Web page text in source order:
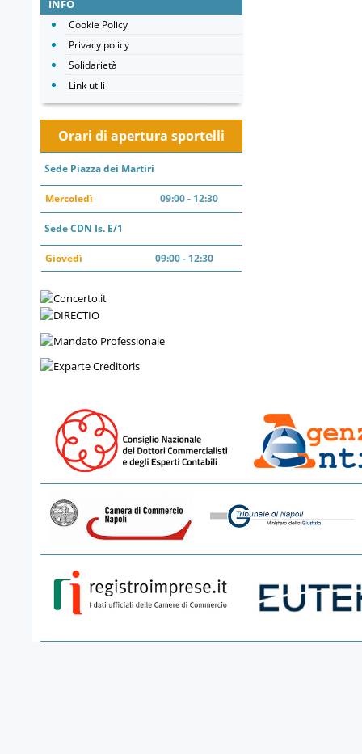
INFO
Cookie Policy
Privacy policy
Solidarietà
Link utili
Orari di apertura sportelli
Sede Piazza dei Martiri
Mercoledì 09:00 - 12:30
Sede CDN Is. E/1
Giovedì 09:00 - 12:30